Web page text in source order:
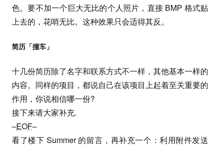
色。要不加一个巨大无比的个人照片，直接 BMP 格式贴
上去的，花哨无比。这种效果只会适得其反。
简历「撞车」
十几份简历除了名字和联系方式不一样，其他基本一样的
内容。同样的项目，都说自己在该项目上起着至关重要的
作用，你说相信哪一份?
接下来请大家补充.
–EOF–
看了楼下 Summer 的留言，再补充一个：利用附件发送